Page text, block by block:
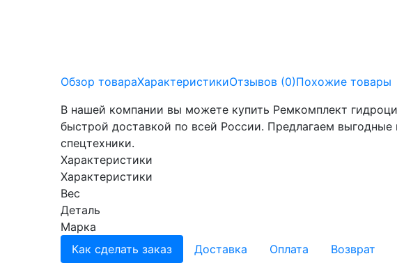
Обзор товараХарактеристикиОтзывов (0)Похожие товары
В нашей компании вы можете купить Ремкомплект
быстрой доставкой по всей России. Предлагаем
спецтехники.
Характеристики
Характеристики
Вес
Деталь
Марка
Как сделать заказ
Доставка Оплата
Возврат